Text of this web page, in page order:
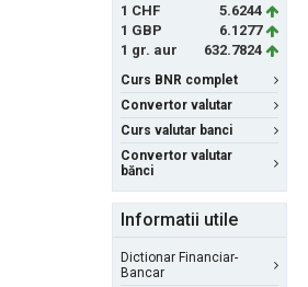
1 CHF
5.6244
1 GBP
6.1277
1 gr. aur
632.7824
Curs BNR complet
Convertor valutar
Curs valutar banci
Convertor valutar
bănci
Informatii utile
Dictionar Financiar-
Bancar